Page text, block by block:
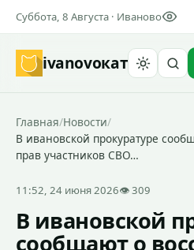
Суббота, 8 Августа · Иваново
ivanovoкат
Главная/Новости/
В ивановской прокуратуре
прав участников СВО…
11:52, 24 июня 2026👁 309
В ивановской
сообщают о